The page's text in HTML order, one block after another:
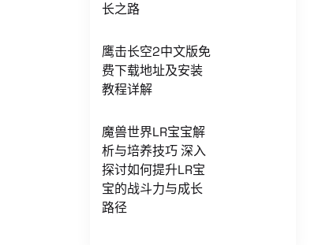
长之路
鹰击长空2中文版免
费下载地址及安装
教程详解
魔兽世界LR宝宝解
析与培养技巧 深入
探讨如何提升LR宝
宝的战斗力与成长
路径